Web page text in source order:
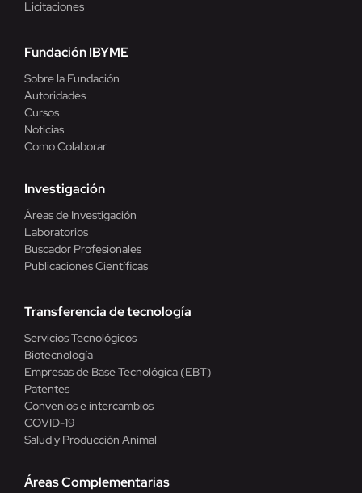
Licitaciones
Fundación IBYME
Sobre la Fundación
Autoridades
Cursos
Noticias
Como Colaborar
Investigación
Áreas de Investigación
Laboratorios
Buscador Profesionales
Publicaciones Científicas
Transferencia de tecnología
Servicios Tecnológicos
Biotecnología
Empresas de Base Tecnológica (EBT)
Patentes
Convenios e intercambios
COVID-19
Salud y Producción Animal
Áreas Complementarias